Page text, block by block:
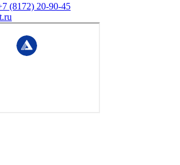
(8172) 20-90-45